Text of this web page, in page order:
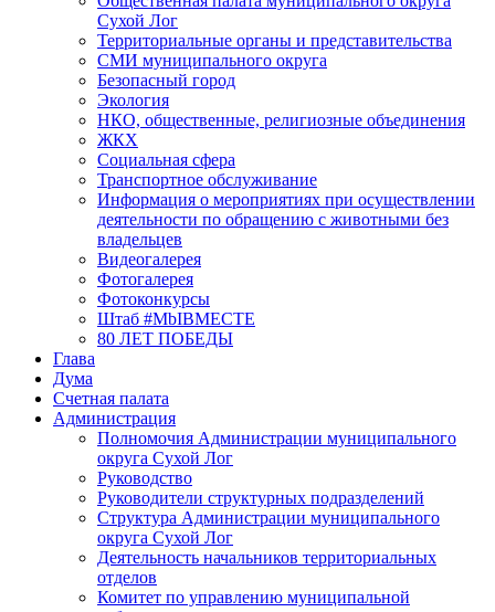
Сухой Лог
Территориальные органы и представительства
СМИ муниципального округа
Безопасный город
Экология
НКО, общественные, религиозные объединения
ЖКХ
Социальная сфера
Транспортное обслуживание
Информация о мероприятиях при осуществлении
деятельности по обращению с животными без
владельцев
Видеогалерея
Фотогалерея
Фотоконкурсы
Штаб #MbIBMECTE
80 ЛЕТ ПОБЕДЫ
Глава
Дума
Счетная палата
Администрация
Полномочия Администрации муниципального
округа Сухой Лог
Руководство
Руководители структурных подразделений
Структура Администрации муниципального
округа Сухой Лог
Деятельность начальников территориальных
отделов
Комитет по управлению муниципальной